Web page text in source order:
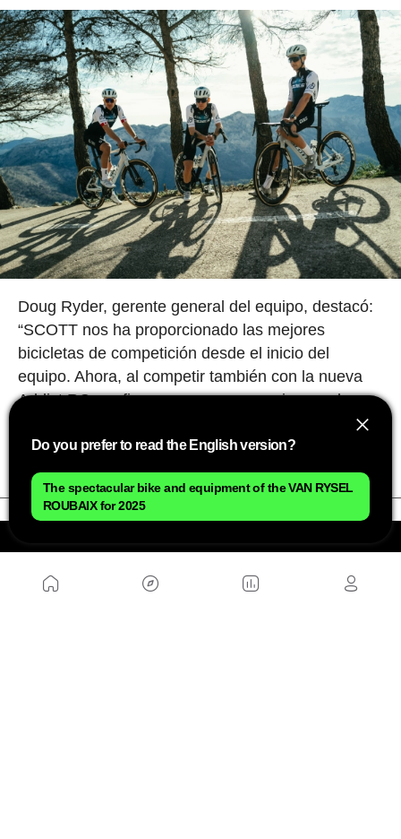
Doug Ryder, gerente general del equipo, destacó:
“SCOTT nos ha proporcionado las mejores
bicicletas de competición desde el inicio del
equipo. Ahora, al competir también con la nueva
Addict RC, reafirmamos su compromiso con la
innovación y el rendimiento en el más alto nivel del
ciclismo.”
Do you prefer to read the English version?
The spectacular bike and equipment of the VAN RYSEL
ROUBAIX for 2025